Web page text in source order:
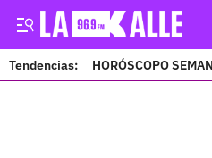
Tendencias: HORÓSCOPO